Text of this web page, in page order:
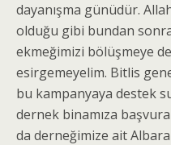
dayanışma günüdür.
olduğu gibi bundan
ekmeğimizi bölüşmeye
esirgemeyelim. Bitlis
bu kampanyaya destek
dernek binamıza
da derneğimize ait